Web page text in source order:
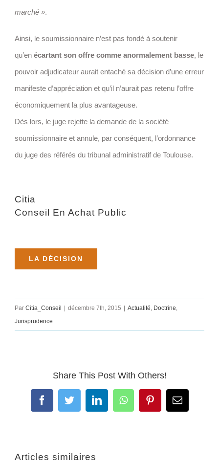
marché ».
Ainsi, le soumissionnaire n’est pas fondé à soutenir
qu’en écartant son offre comme anormalement basse, le
pouvoir adjudicateur aurait entaché sa décision d’une erreur
manifeste d’appréciation et qu’il n’aurait pas retenu l’offre
économiquement la plus avantageuse.
Dès lors, le juge rejette la demande de la société
soumissionnaire et annule, par conséquent, l’ordonnance
du juge des référés du tribunal administratif de Toulouse.
Citia
Conseil En Achat Public
LA DÉCISION
Par Citia_Conseil | décembre 7th, 2015 | Actualité Doctrine
Jurisprudence
Share This Post With Others!
FacebookTwitterLinkedInWhatsAppPinterestEmail
Articles similaires